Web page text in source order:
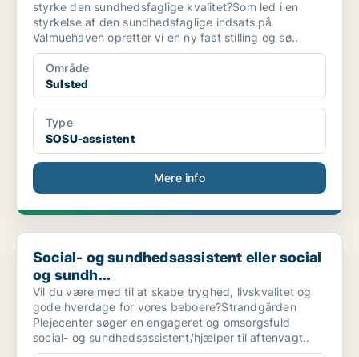
styrke den sundhedsfaglige kvalitet?Som led i en
styrkelse af den sundhedsfaglige indsats på
Valmuehaven opretter vi en ny fast stilling og sø..
Område
Sulsted
Type
SOSU-assistent
Mere info
Social- og sundhedsassistent eller social og sundh...
Social- og sundhedsassistent eller social
og sundh...
Vil du være med til at skabe tryghed, livskvalitet og
gode hverdage for vores beboere?Strandgården
Plejecenter søger en engageret og omsorgsfuld
social- og sundhedsassistent/hjælper til aftenvagt..